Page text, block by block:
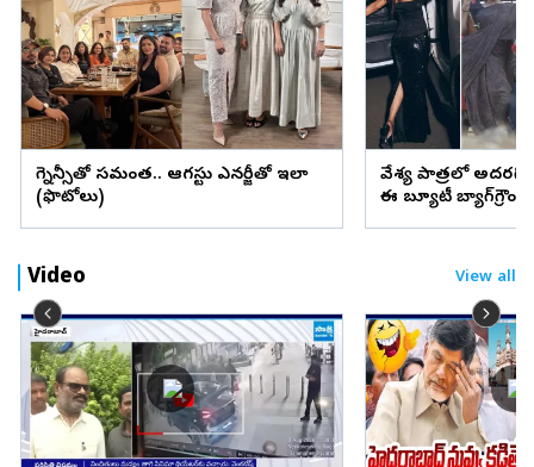
ప్రెగ్నెన్సీతో సమంత.. ఆగస్టు ఎనర్జీతో ఇలా
(ఫొటోలు)
వేశ్య పాత్రలో
ఈ బ్యూటీ
Video View all